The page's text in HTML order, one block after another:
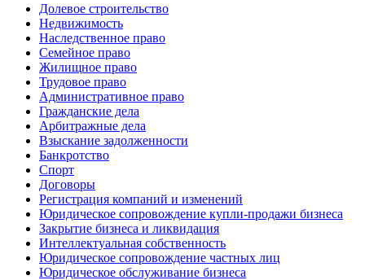
Долевое строительство
Недвижимость
Наследственное право
Семейное право
Жилищное право
Трудовое право
Административное право
Гражданские дела
Арбитражные дела
Взыскание задолженности
Банкротство
Спорт
Договоры
Регистрация компаний и изменений
Юридическое сопровождение купли-продажи бизнеса
Закрытие бизнеса и ликвидация
Интеллектуальная собственность
Юридическое сопровождение частных лиц
Юридическое обслуживание бизнеса